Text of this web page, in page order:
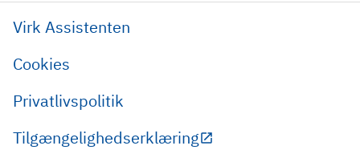
Virk Assistenten
Cookies
Privatlivspolitik
Tilgængelighedserklæring